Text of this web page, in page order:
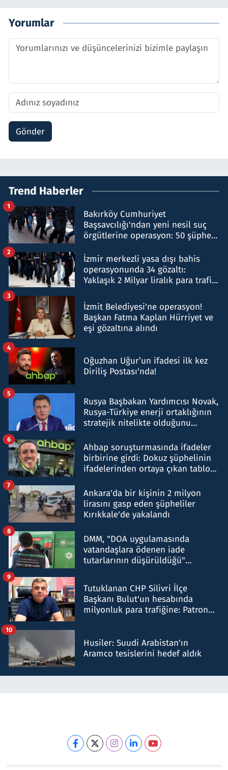
Yorumlar
Gönder
Trend Haberler
Bakırköy Cumhuriyet
Başsavcılığı'ndan yeni nesil suç
örgütlerine operasyon: 50 şüpheli
1
İzmir merkezli yasa dışı bahis
operasyonunda 34 gözaltı:
Yaklaşık 2 Milyar liralık para trafiği
2
İzmit Belediyesi'ne operasyon!
Başkan Fatma Kaplan Hürriyet ve
eşi gözaltına alındı
3
Oğuzhan Uğur’un ifadesi ilk kez
Diriliş Postası'nda!
4
Rusya Başbakan Yardımcısı Novak,
Rusya-Türkiye enerji ortaklığının
stratejik nitelikte olduğunu
5
Ahbap soruşturmasında ifadeler
birbirine girdi: Dokuz şüphelinin
ifadelerinden ortaya çıkan tablo
6
Ankara'da bir kişinin 2 milyon
lirasını gasp eden şüpheliler
Kırıkkale'de yakalandı
7
DMM, "DOA uygulamasında
vatandaşlara ödenen iade
tutarlarının düşürüldüğü"
8
Tutuklanan CHP Silivri İlçe
Başkanı Bulut'un hesabında
milyonluk para trafiğine: Patron
9
Husiler: Suudi Arabistan'ın
Aramco tesislerini hedef aldık
10